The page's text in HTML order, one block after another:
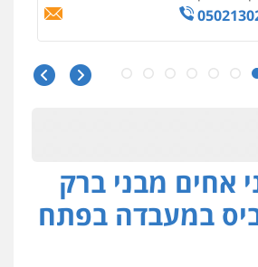
אריה פטר
עורכי דין פארס פלאח
צבאי צווארון לבן והונאה ביטוח לאומי
אחים מבני ברק
במעבדה בפתח